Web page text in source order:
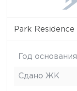
Park Residence
Год основания
Сдано ЖК